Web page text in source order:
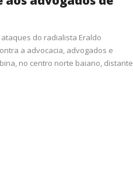
do radialista Eraldo
a advocacia, advogados e
no centro norte baiano, distante